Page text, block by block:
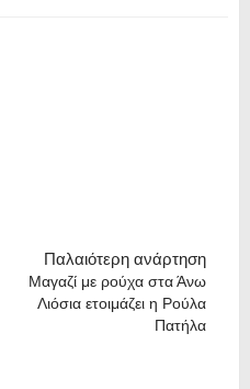
Παλαιότερη ανάρτηση
Μαγαζί με ρούχα στα Άνω
Λιόσια ετοιμάζει η Ρούλα
Πατήλα